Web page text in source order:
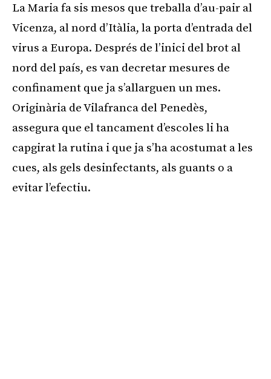
La Maria fa sis mesos que treballa d’au-pair al
Vicenza, al nord d’Itàlia, la porta d’entrada del
virus a Europa. Després de l’inici del brot al
nord del país, es van decretar mesures de
confinament que ja s’allarguen un mes.
Originària de Vilafranca del Penedès,
assegura que el tancament d’escoles li ha
capgirat la rutina i que ja s’ha acostumat a les
cues, als gels desinfectants, als guants o a
evitar l’efectiu.